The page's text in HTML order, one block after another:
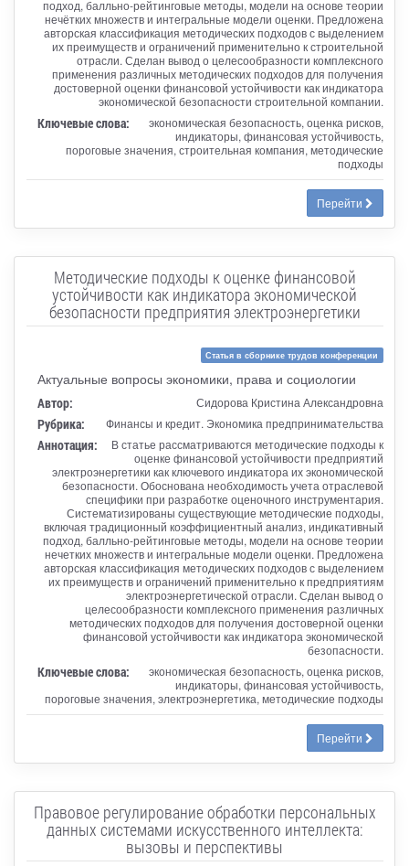
подход, балльно-рейтинговые методы, модели на основе теории
нечётких множеств и интегральные модели оценки. Предложена
авторская классификация методических подходов с выделением
их преимуществ и ограничений применительно к строительной
отрасли. Сделан вывод о целесообразности комплексного
применения различных методических подходов для получения
достоверной оценки финансовой устойчивости как индикатора
экономической безопасности строительной компании.
Ключевые слова:
экономическая безопасность, оценка рисков,
индикаторы, финансовая устойчивость,
пороговые значения, строительная компания, методические
подходы
Перейти
Методические подходы к оценке финансовой
устойчивости как индикатора экономической
безопасности предприятия электроэнергетики
Статья в сборнике трудов конференции
Актуальные вопросы экономики, права и социологии
Автор: Сидорова Кристина Александровна
Рубрика: Финансы и кредит. Экономика предпринимательства
Аннотация:
В статье рассматриваются методические подходы к
оценке финансовой устойчивости предприятий
электроэнергетики как ключевого индикатора их экономической
безопасности. Обоснована необходимость учета отраслевой
специфики при разработке оценочного инструментария.
Систематизированы существующие методические подходы,
включая традиционный коэффициентный анализ, индикативный
подход, балльно-рейтинговые методы, модели на основе теории
нечетких множеств и интегральные модели оценки. Предложена
авторская классификация методических подходов с выделением
их преимуществ и ограничений применительно к предприятиям
электроэнергетической отрасли. Сделан вывод о
целесообразности комплексного применения различных
методических подходов для получения достоверной оценки
финансовой устойчивости как индикатора экономической
безопасности.
Ключевые слова:
экономическая безопасность, оценка рисков,
индикаторы, финансовая устойчивость,
пороговые значения, электроэнергетика, методические подходы
Перейти
Правовое регулирование обработки персональных
данных системами искусственного интеллекта:
вызовы и перспективы